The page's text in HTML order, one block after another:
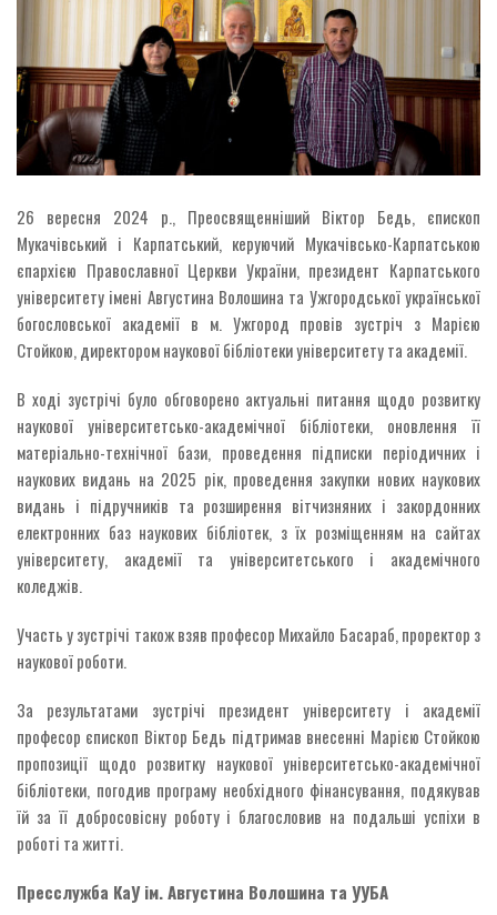
26 вересня 2024 р., Преосвященніший Віктор Бедь, єпископ
Мукачівський і Карпатський, керуючий Мукачівсько-Карпатською
єпархією Православної Церкви України, президент Карпатського
університету імені Августина Волошина та Ужгородської української
богословської академії в м. Ужгород провів зустріч з Марією
Стойкою, директором наукової бібліотеки університету та академії.
В ході зустрічі було обговорено актуальні питання щодо розвитку
наукової університетсько-академічної бібліотеки, оновлення її
матеріально-технічної бази, проведення підписки періодичних і
наукових видань на 2025 рік, проведення закупки нових наукових
видань і підручників та розширення вітчизняних і закордонних
електронних баз наукових бібліотек, з їх розміщенням на сайтах
університету, академії та університетського і академічного
коледжів.
Участь у зустрічі також взяв професор Михайло Басараб, проректор з
наукової роботи.
За результатами зустрічі президент університету і академії
професор єпископ Віктор Бедь підтримав внесенні Марією Стойкою
пропозиції щодо розвитку наукової університетсько-академічної
бібліотеки, погодив програму необхідного фінансування, подякував
їй за її добросовісну роботу і благословив на подальші успіхи в
роботі та житті.
Пресслужба КаУ ім. Августина Волошина та УУБА